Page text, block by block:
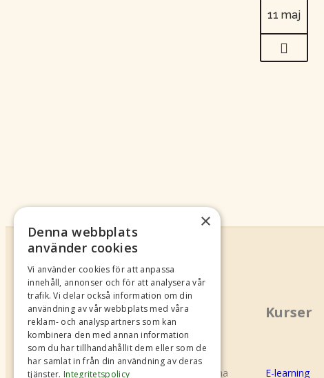
11 maj
Om oss
B.U.S Shared Mobility (f.d Biluthyrarna
Kurser
E-learning
×
Denna webbplats
använder cookies
Vi använder cookies för att anpassa
innehåll, annonser och för att analysera vår
trafik. Vi delar också information om din
användning av vår webbplats med våra
reklam- och analyspartners som kan
kombinera den med annan information
som du har tillhandahållit dem eller som de
har samlat in från din användning av deras
tjänster. Integritetspolicy